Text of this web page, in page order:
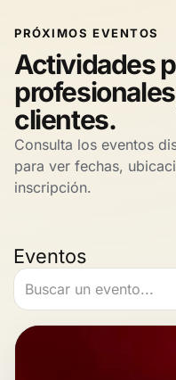
PRÓXIMOS EVENTOS
Actividades
clientes.
Consulta los eventos
para ver fechas,
inscripción.
Eventos